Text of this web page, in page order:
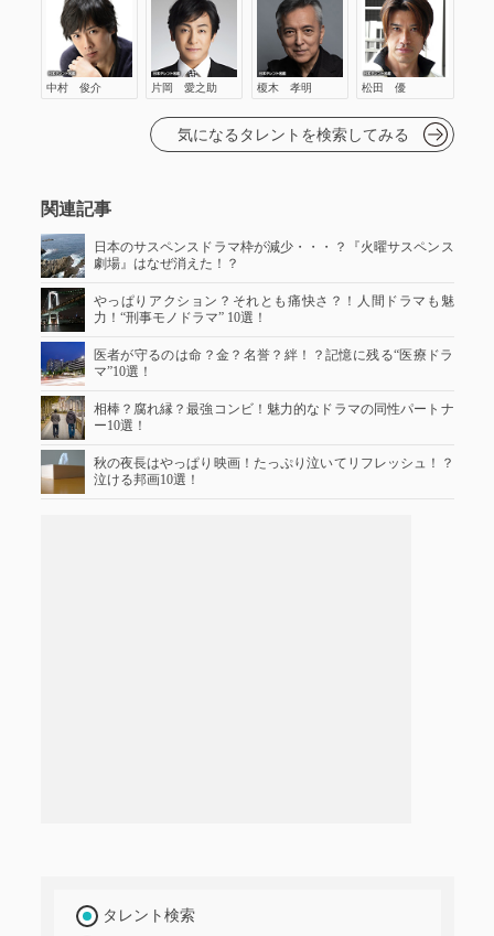
中村 俊介 片岡 愛之助 榎木 孝明 松田 優
気になるタレントを検索してみる
関連記事
日本のサスペンスドラマ枠が減少・・・？『火曜サスペンス
劇場』はなぜ消えた！？
やっぱりアクション？それとも痛快さ？！人間ドラマも魅
力！“刑事モノドラマ” 10選！
医者が守るのは命？金？名誉？絆！？記憶に残る“医療ドラ
マ”10選！
相棒？腐れ縁？最強コンビ！魅力的なドラマの同性パートナ
ー10選！
秋の夜長はやっぱり映画！たっぷり泣いてリフレッシュ！？
泣ける邦画10選！
タレント検索